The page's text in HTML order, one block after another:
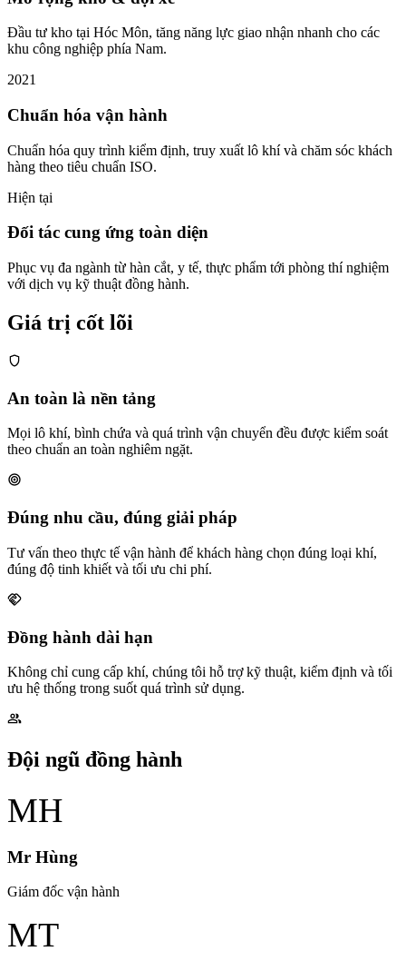
Đầu tư kho tại Hóc Môn, tăng năng lực giao nhận nhanh cho các
khu công nghiệp phía Nam.
2021
Chuẩn hóa vận hành
Chuẩn hóa quy trình kiểm định, truy xuất lô khí và chăm sóc khách
hàng theo tiêu chuẩn ISO.
Hiện tại
Đối tác cung ứng toàn diện
Phục vụ đa ngành từ hàn cắt, y tế, thực phẩm tới phòng thí nghiệm
với dịch vụ kỹ thuật đồng hành.
Giá trị cốt lõi
An toàn là nền tảng
Mọi lô khí, bình chứa và quá trình vận chuyển đều được kiểm soát
theo chuẩn an toàn nghiêm ngặt.
Đúng nhu cầu, đúng giải pháp
Tư vấn theo thực tế vận hành để khách hàng chọn đúng loại khí,
đúng độ tinh khiết và tối ưu chi phí.
Đồng hành dài hạn
Không chỉ cung cấp khí, chúng tôi hỗ trợ kỹ thuật, kiểm định và tối
ưu hệ thống trong suốt quá trình sử dụng.
Đội ngũ đồng hành
MH
Mr Hùng
Giám đốc vận hành
MT